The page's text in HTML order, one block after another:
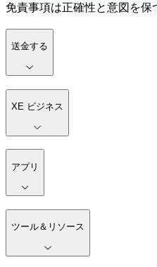
免責事項は正確性と意図を保
送金する
XE ビジネス
アプリ
ツール＆リソース